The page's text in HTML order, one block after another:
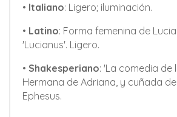
• Italiano: Ligero; iluminación.
• Latino: Forma femenina de
'Lucianus'. Ligero.
• Shakesperiano: 'La comedia de
Hermana de Adriana, y cuñada
Ephesus.